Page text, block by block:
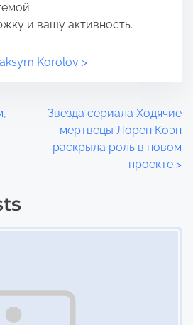
и вашу активность.
Korolov >
Звезда сериала Ходячие
мертвецы Лорен Коэн
раскрыла роль в новом
проекте >